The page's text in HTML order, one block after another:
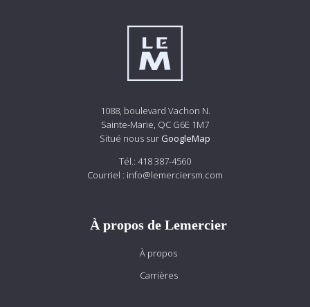
1088, boulevard Vachon N.
Sainte-Marie, QC G6E 1M7
Situé nous sur GoogleMap
Tél.: 418 387-4560
Courriel : info@lemerciersm.com
À propos de Lemercier
À propos
Carrières